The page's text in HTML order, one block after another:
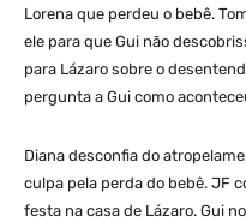
Lorena que perdeu o bebê.
ele para que Gui não
para Lázaro sobre o
pergunta a Gui como
Diana desconfia do
culpa pela perda do bebê. JF
festa na casa de Lázaro. Gui